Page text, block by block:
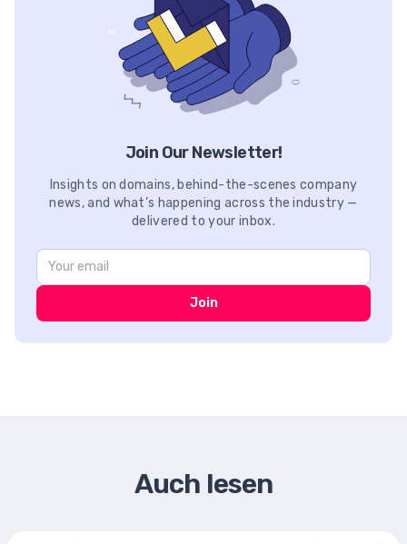
Join Our Newsletter!
Insights on domains, behind-the-scenes company
news, and what’s happening across the industry —
delivered to your inbox.
Join
Auch lesen